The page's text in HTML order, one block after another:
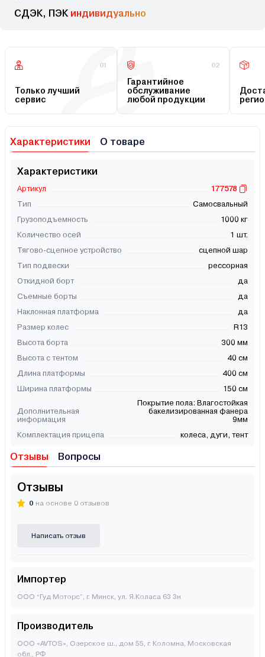
СДЭК, ПЭК индивидуально
01
Только лучший
сервис
02
Гарантийное
обслуживание
любой продукции
Характеристики О товаре
Характеристики
Артикул
177578
Тип
Самосвальный
Грузоподъемность
1000 кг
Количество осей
1 шт.
Тягово-сцепное устройство
сцепной шар
Тип подвески
рессорная
Откидной борт
да
Съемные борты
да
Наклонная платформа
да
Размер колес
R13
Высота борта
300 мм
Высота с тентом
40 см
Длина платформы
400 см
Ширина платформы
150 см
Дополнительная
информация
Покрытие пола: Влагостойкая
бакелизированная фанера
9мм
Комплектация прицепа
колеса, дуги, тент
Отзывы Вопросы
Отзывы
0 на основе 0 отзывов
Написать отзыв
Импортер
ООО “Гуд Моторс”, г. Минск, ул. Я.Коласа 63 3н
Производитель
ООО «AVTOS», Озерское ш., дом 55, г. Коломна, Московская
обл., РФ